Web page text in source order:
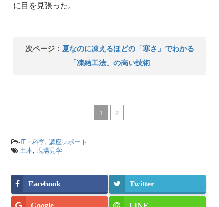
に目を見張った。
次ページ： 夏なのに凍えるほどの「寒さ」でわかる
「凍結工法」の高い技術
1 2
-IT・科学,講座レポート
-土木,現場見学
Facebook Twitter
Google LINE